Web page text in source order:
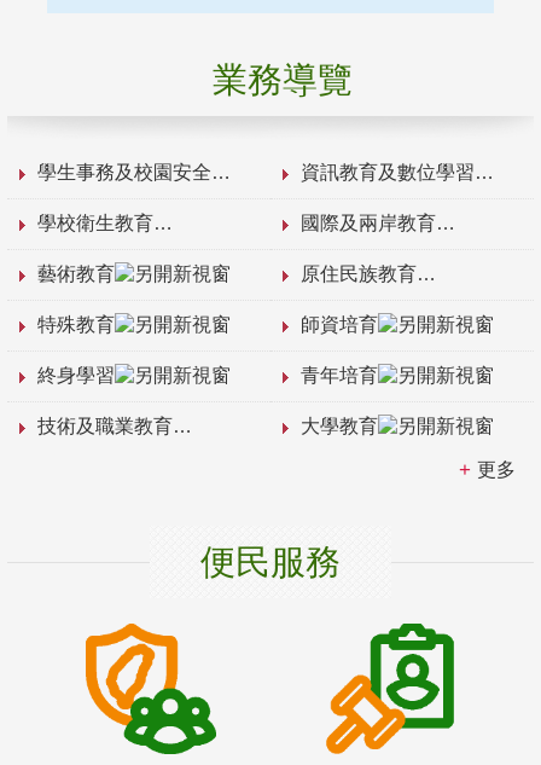
業務導覽
學生事務及校園安全 資訊教育及數位學習
學校衛生教育 國際及兩岸教育
藝術教育 原住民族教育
特殊教育 師資培育
終身學習 青年培育
技術及職業教育 大學教育
更多
便民服務